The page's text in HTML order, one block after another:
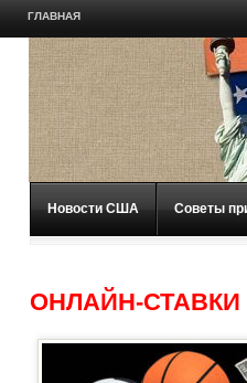
ГЛАВНАЯ
Новости США Советы
ОНЛАЙН-